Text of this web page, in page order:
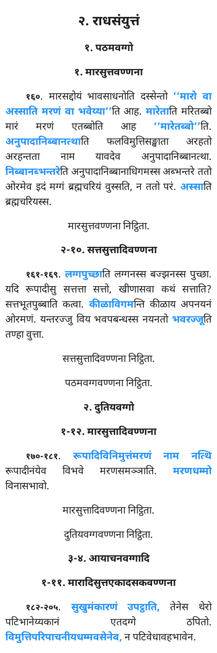
२. राधसंयुत्तं
१. पठमवग्गो
१. मारसुत्तवण्णना
१६०. मारसद्दोयं भावसाधनोति दस्सेन्तो ‘‘मारो वा
अस्साति मरणं वा भवेय्या’’ति आह.मारेताति मरितब्बो
मारं मरणं एतब्बोति आह ‘‘मारेतब्बो’’ति.
अनुपादानिब्बानत्थाति फलविमुत्तिसङ्खाता अरहतो
अरहन्तता नाम यावदेव अनुपादानिब्बानत्था.
निब्बानब्भन्तरेति अनुपादानिब्बानाधिगमस्स अब्भन्तरे ततो
ओरमेव इदं मग्गं ब्रह्मचरियं वुस्सति, न ततो परं. अस्साति
ब्रह्मचरियस्स.
मारसुत्तवण्णना निट्ठिता.
२-१०. सत्तसुत्तादिवण्णना
१६१-१६९. लग्गपुच्छाति लग्गनस्स बज्झनस्स पुच्छा.
यदि रूपादीसु सत्तत्ता सत्तो, खीणासवा कथं सत्ताति?
सत्तभूतपुब्बाति कत्वा. कीळाविगमन्ति कीळाय अपनयनं
ओरमणं. यन्तरज्जु विय भवपबन्धस्स नयनतो भवरज्जूति
तण्हा वुत्ता.
सत्तसुत्तादिवण्णना निट्ठिता.
पठमवग्गवण्णना निट्ठिता.
२. दुतियवग्गो
१-१२. मारसुत्तादिवण्णना
१७०-१८१. रूपादिविनिमुत्तंमरणं नाम नत्थि
रूपादीनंयेव विभवे मरणसमञ्ञाति. मरणधम्मो
विनासभावो.
मारसुत्तादिवण्णना निट्ठिता.
दुतियवग्गवण्णना निट्ठिता.
३-४. आयाचनवग्गादि
१-११. मारादिसुत्तएकादसकवण्णना
१८२-२०५. सुखुमंकारणं उपट्ठाति, तेनेस थेरो
पटिभानेय्यकानं एतदग्गे ठपितो.
विमुत्तिपरिपाचनीयधम्मवसेनेव, न पटिवेधावहभावेन.